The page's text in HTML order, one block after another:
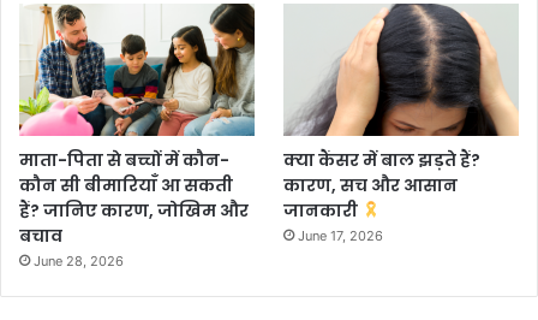
माता-पिता से बच्चों में कौन-
कौन सी बीमारियाँ आ सकती
हैं? जानिए कारण, जोखिम और
बचाव
June 28, 2026
क्या कैंसर में बाल झड़ते हैं?
कारण, सच और आसान
जानकारी
June 17, 2026